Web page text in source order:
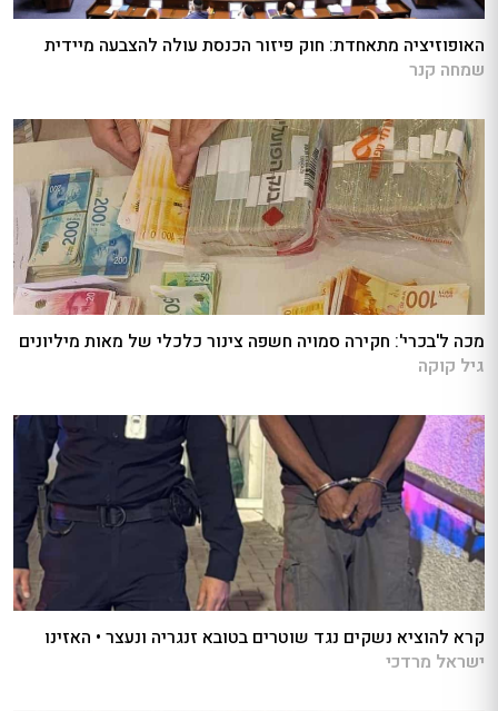
האופוזיציה מתאחדת: חוק פיזור הכנסת עולה להצבעה מיידית
שמחה קנר
מכה ל'בכרי': חקירה סמויה חשפה צינור כלכלי של מאות מיליונים
גיל קוקה
קרא להוציא נשקים נגד שוטרים בטובא זנגריה ונעצר • האזינו
ישראל מרדכי